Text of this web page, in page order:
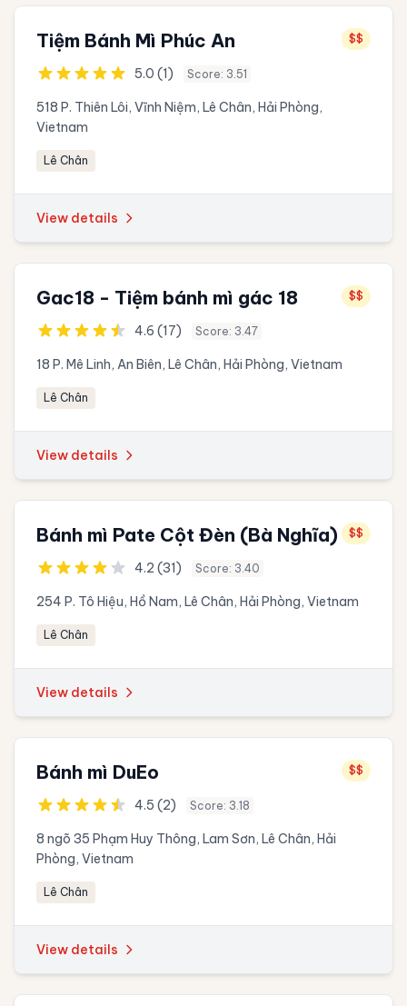
Tiệm Bánh Mì Phúc An $$
5.0 (1) Score: 3.51
518 P. Thiên Lôi, Vĩnh Niệm, Lê Chân, Hải Phòng,
Vietnam
Lê Chân
View details
Gac18 - Tiệm bánh mì gác 18 $$
4.6 (17) Score: 3.47
18 P. Mê Linh, An Biên, Lê Chân, Hải Phòng, Vietnam
Lê Chân
View details
Bánh mì Pate Cột Đèn (Bà Nghĩa) $$
4.2 (31) Score: 3.40
254 P. Tô Hiệu, Hồ Nam, Lê Chân, Hải Phòng, Vietnam
Lê Chân
View details
Bánh mì DuEo $$
4.5 (2) Score: 3.18
8 ngõ 35 Phạm Huy Thông, Lam Sơn, Lê Chân, Hải
Phòng, Vietnam
Lê Chân
View details